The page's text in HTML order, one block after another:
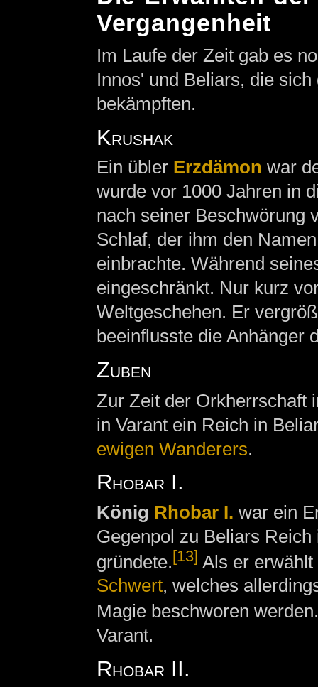
Vergangenheit
Im Laufe der Zeit gab es
Innos' und Beliars, die sich
bekämpften.
Krushak
Ein übler Erzdämon war
wurde vor 1000 Jahren in
nach seiner Beschwörung
Schlaf, der ihm den
einbrachte. Während
eingeschränkt. Nur kurz
Weltgeschehen. Er
beeinflusste die Anhänger
Zuben
Zur Zeit der Orkherrschaft
in Varant ein Reich in
ewigen Wanderers.
Rhobar I.
König Rhobar I. war ein
Gegenpol zu Beliars
gründete.[13] Als er
Schwert, welches
Magie beschworen werden.
Varant.
Rhobar II.